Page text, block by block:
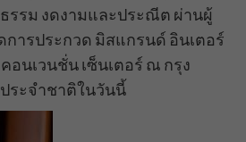
รรม งดงามและประณีต ผ่านผู้
การประกวด มิสแกรนด์ อินเตอร์
นเวนชั่น เซ็นเตอร์ ณ กรุง
ระจำชาติในวันนี้